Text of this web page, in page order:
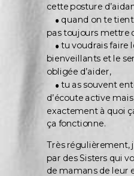
cette posture
. quand on te
pas toujours mettre
.tu voudrais faire
bienveillants et le
obligée d’aider,
. tu as souvent
d’écoute active
exactement à quoi
ça fonctionne.
Très régulièrement,
par des Sisters qui
de mamans de leur